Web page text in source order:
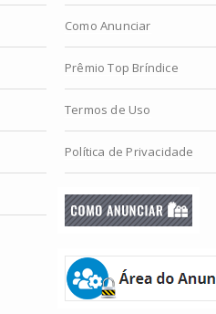
Como Anunciar
Prêmio Top Bríndice
Termos de Uso
Política de Privacidade